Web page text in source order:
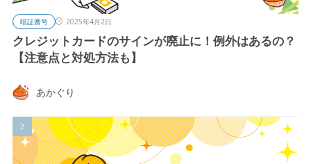
暗証番号 2025年4月2日
クレジットカードのサインが廃止に！例外はあるの？
【注意点と対処方法も】
あかぐり